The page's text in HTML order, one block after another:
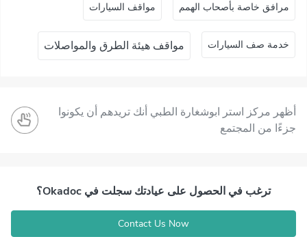
مرافق خاصة بأصحاب الهمم مواقف السيارات
خدمة صف السيارات مواقف هيئة الطرق والمواصلات
أظهر مركز استر ابوشغارة الطبي أنك تريدهم أن يكونوا
جزءًا من المجتمع
ترغب في الحصول على عيادتك سجلت في Okadoc؟
Contact Us Now